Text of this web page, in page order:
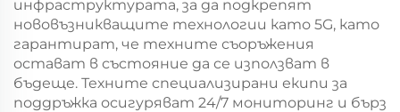
инфраструктурата, за да подкрепят
нововъзникващите технологии като 5G, като
гарантират, че техните съоръжения
остават в състояние да се използват в
бъдеще. Техните специализирани екипи за
поддръжка осигуряват 24/7 мониторинг и бърз